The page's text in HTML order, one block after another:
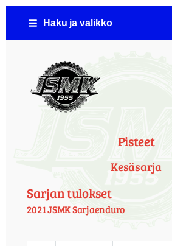
Siirry
Haku ja valikko
Jämsän Seudun
Pisteet
Kesäsarja
Sarjan tulokset
2021 JSMK Sarjaenduro